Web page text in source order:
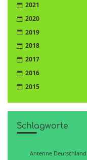
2021
2020
2019
2018
2017
2016
2015
Schlagworte
Antenne Deutschland